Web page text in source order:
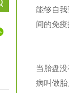
能够自
间的免
当胎盘
病叫做